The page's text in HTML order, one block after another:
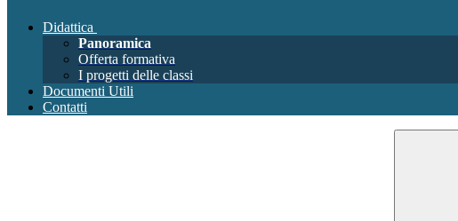
Didattica
Panoramica
Offerta formativa
I progetti delle classi
Documenti Utili
Contatti